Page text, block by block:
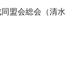
盟会総会（清水